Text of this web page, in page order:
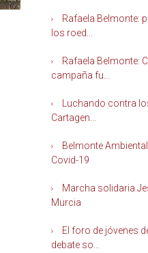
Rafaela Belmonte:
los roed...
Rafaela Belmonte:
campaña fu...
Luchando contra
Cartagen...
Belmonte
Covid-19
Marcha solidaria
Murcia
El foro de jóvenes
debate so...